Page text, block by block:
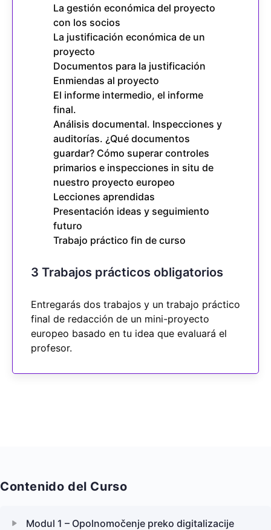
La gestión económica del proyecto
con los socios
La justificación económica de un
proyecto
Documentos para la justificación
Enmiendas al proyecto
El informe intermedio, el informe
final.
Análisis documental. Inspecciones y
auditorías. ¿Qué documentos
guardar? Cómo superar controles
primarios e inspecciones in situ de
nuestro proyecto europeo
Lecciones aprendidas
Presentación ideas y seguimiento
futuro
Trabajo práctico fin de curso
3 Trabajos prácticos obligatorios
Entregarás dos trabajos y un trabajo práctico
final de redacción de un mini-proyecto
europeo basado en tu idea que evaluará el
profesor.
Contenido del Curso
Modul 1 – Opolnomočenje preko digitalizacije